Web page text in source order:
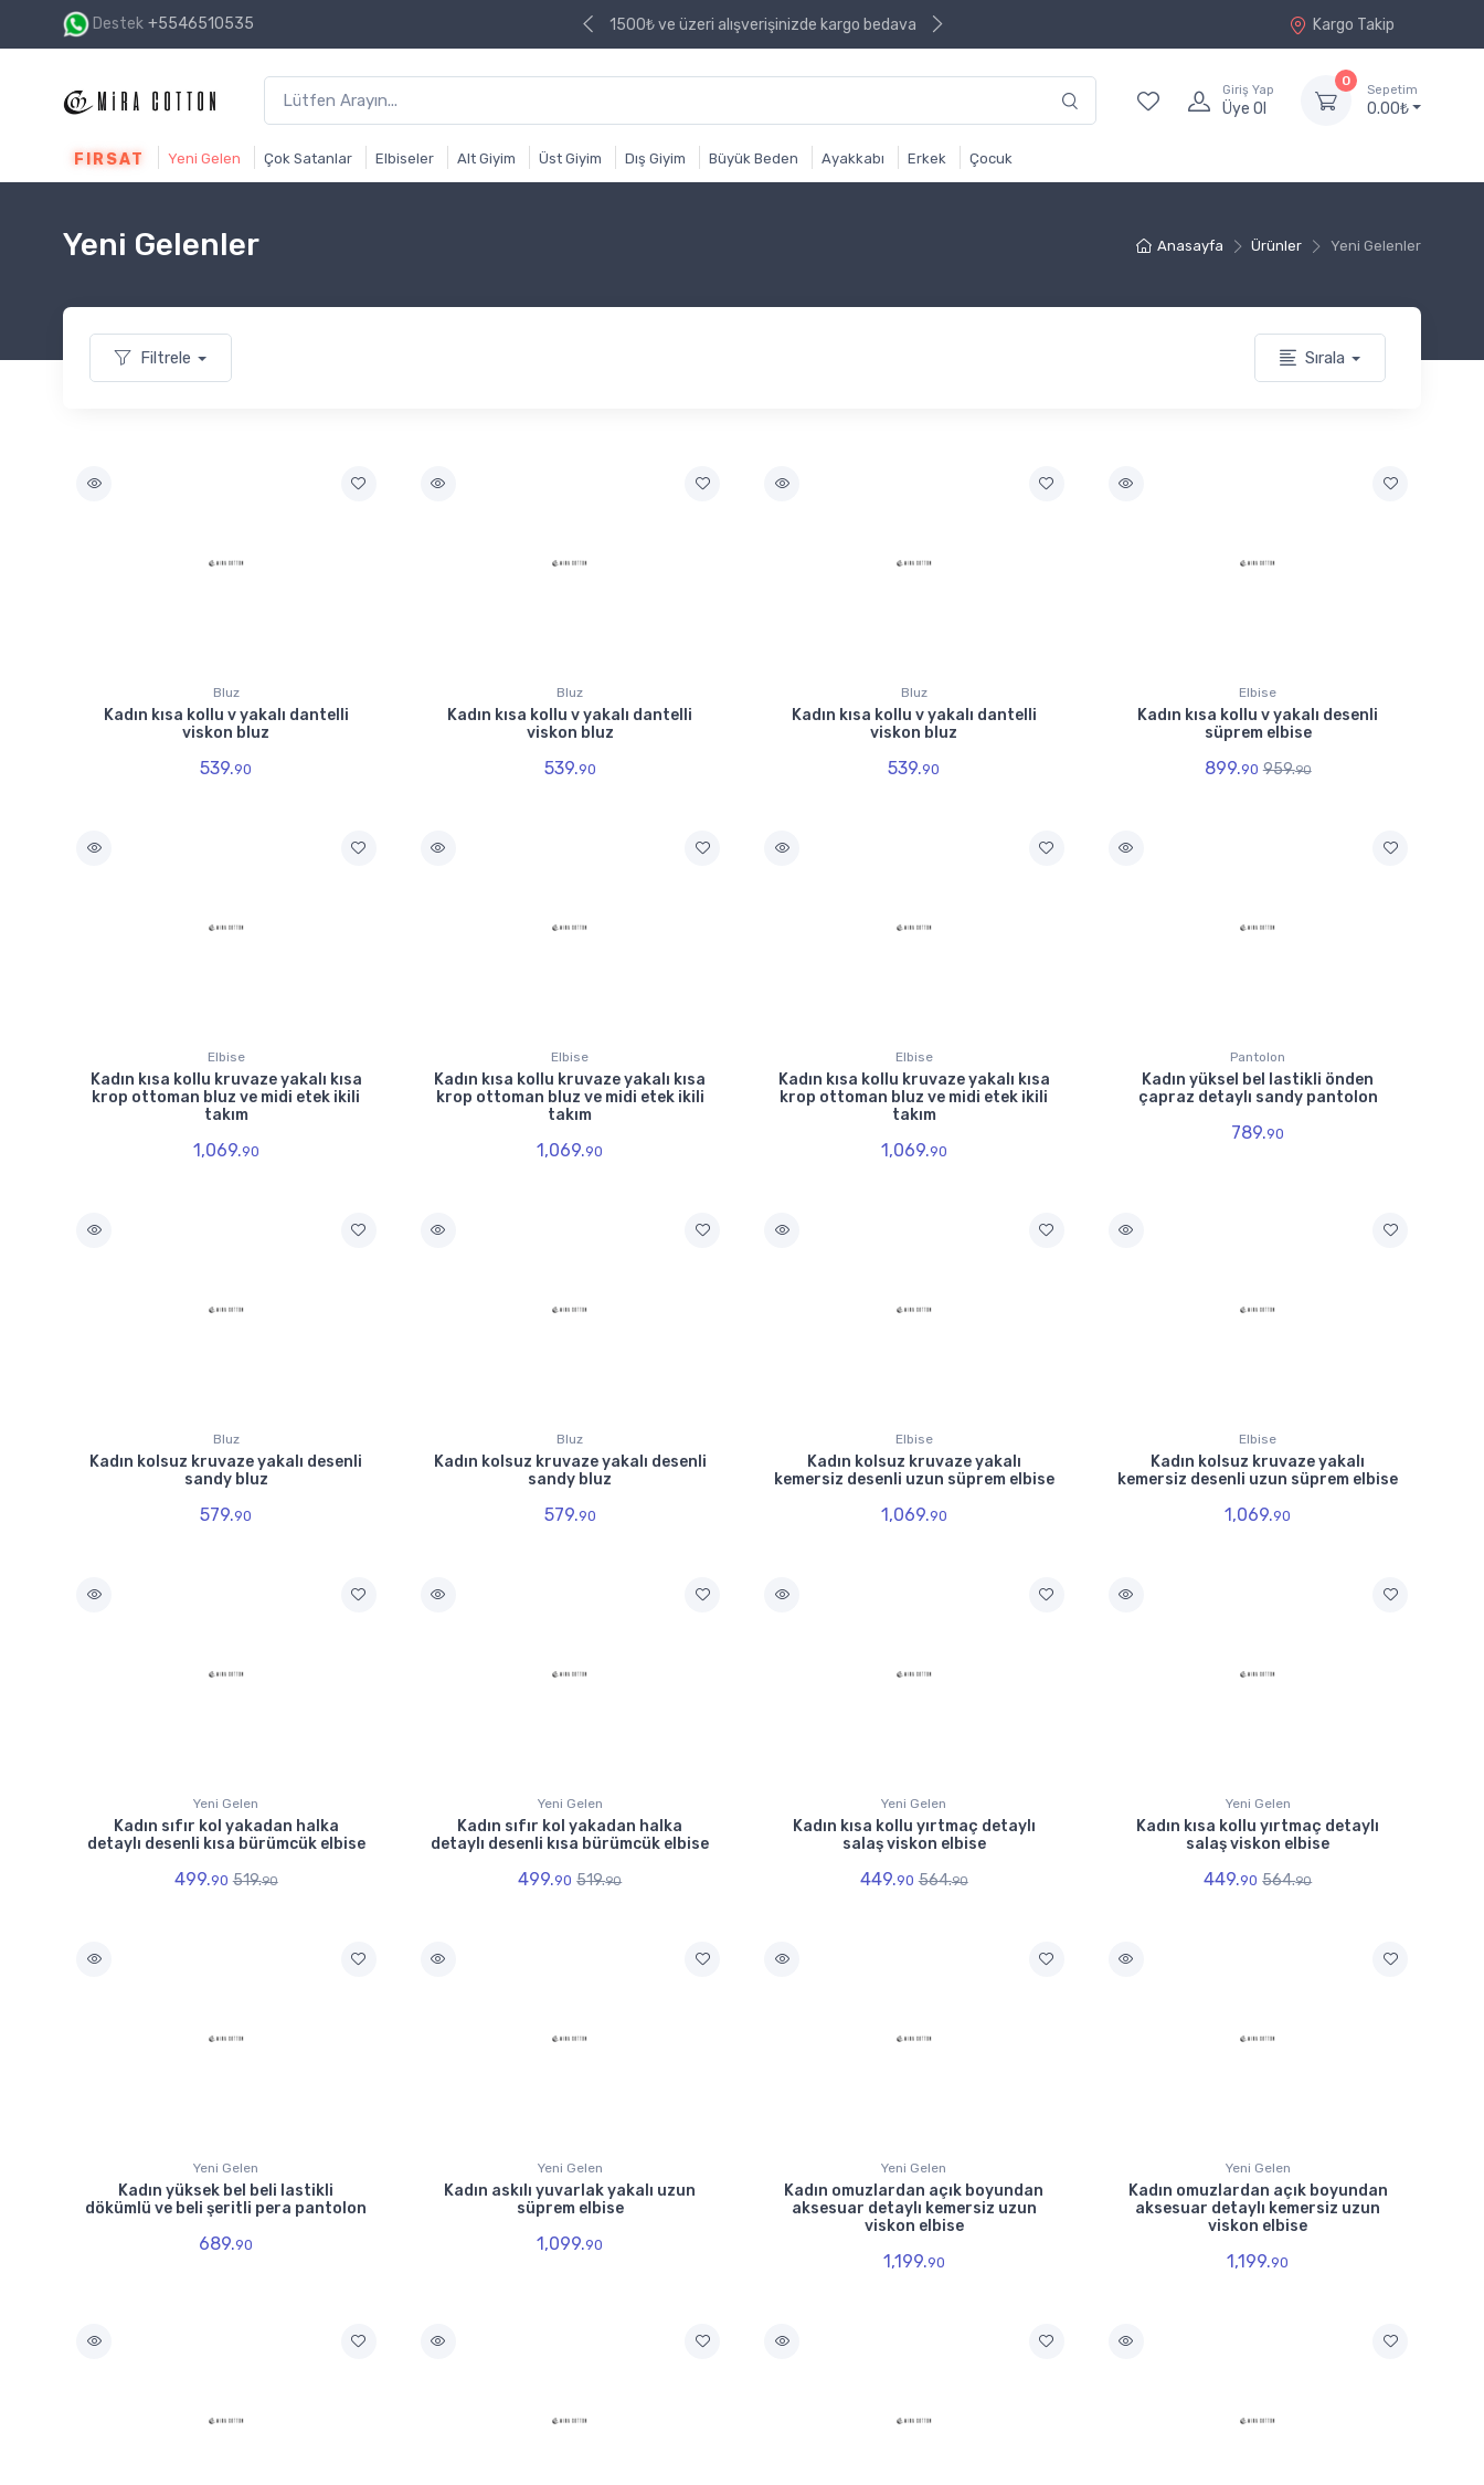
Destek +5546510535 1500₺ ve üzeri alışverişinizde kargo bedava 1500₺ ve üzeri alışverişinizde kargo bedava Kargo Takip
Giriş Yap
Üye Ol
0
Sepetim
0.00₺
FIRSAT Yeni Gelen Çok Satanlar Elbiseler Alt Giyim Üst Giyim Dış Giyim Büyük Beden Ayakkabı Erkek Çocuk
Anasayfa Ürünler Yeni Gelenler
Yeni Gelenler
Filtrele Sırala
Bluz
Kadın kısa kollu v yakalı dantelli
viskon bluz
539.90
Bluz
Kadın kısa kollu v yakalı dantelli
viskon bluz
539.90
Bluz
Kadın kısa kollu v yakalı dantelli
viskon bluz
539.90
Elbise
Kadın kısa kollu v yakalı desenli
süprem elbise
899.90 959.90
Elbise
Kadın kısa kollu kruvaze yakalı kısa
krop ottoman bluz ve midi etek ikili
takım
1,069.90
Elbise
Kadın kısa kollu kruvaze yakalı kısa
krop ottoman bluz ve midi etek ikili
takım
1,069.90
Elbise
Kadın kısa kollu kruvaze yakalı kısa
krop ottoman bluz ve midi etek ikili
takım
1,069.90
Pantolon
Kadın yüksel bel lastikli önden
çapraz detaylı sandy pantolon
789.90
Bluz
Kadın kolsuz kruvaze yakalı desenli
sandy bluz
579.90
Bluz
Kadın kolsuz kruvaze yakalı desenli
sandy bluz
579.90
Elbise
Kadın kolsuz kruvaze yakalı
kemersiz desenli uzun süprem elbise
1,069.90
Elbise
Kadın kolsuz kruvaze yakalı
kemersiz desenli uzun süprem elbise
1,069.90
Yeni Gelen
Kadın sıfır kol yakadan halka
detaylı desenli kısa bürümcük elbise
499.90 519.90
Yeni Gelen
Kadın sıfır kol yakadan halka
detaylı desenli kısa bürümcük elbise
499.90 519.90
Yeni Gelen
Kadın kısa kollu yırtmaç detaylı
salaş viskon elbise
449.90 564.90
Yeni Gelen
Kadın kısa kollu yırtmaç detaylı
salaş viskon elbise
449.90 564.90
Yeni Gelen
Kadın yüksek bel beli lastikli
dökümlü ve beli şeritli pera pantolon
689.90
Yeni Gelen
Kadın askılı yuvarlak yakalı uzun
süprem elbise
1,099.90
Yeni Gelen
Kadın omuzlardan açık boyundan
aksesuar detaylı kemersiz uzun
viskon elbise
1,199.90
Yeni Gelen
Kadın omuzlardan açık boyundan
aksesuar detaylı kemersiz uzun
viskon elbise
1,199.90